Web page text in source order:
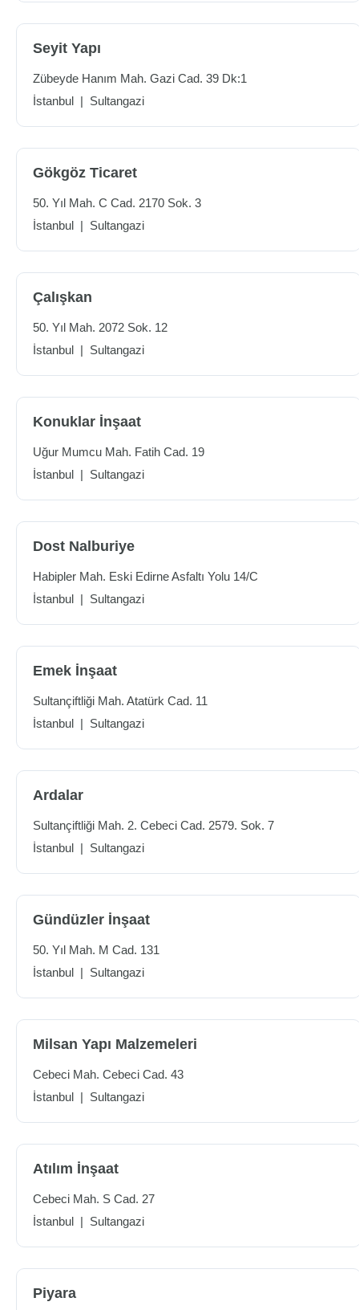
Seyit Yapı
Zübeyde Hanım Mah. Gazi Cad. 39 Dk:1
İstanbul | Sultangazi
Gökgöz Ticaret
50. Yıl Mah. C Cad. 2170 Sok. 3
İstanbul | Sultangazi
Çalışkan
50. Yıl Mah. 2072 Sok. 12
İstanbul | Sultangazi
Konuklar İnşaat
Uğur Mumcu Mah. Fatih Cad. 19
İstanbul | Sultangazi
Dost Nalburiye
Habipler Mah. Eski Edirne Asfaltı Yolu 14/C
İstanbul | Sultangazi
Emek İnşaat
Sultançiftliği Mah. Atatürk Cad. 11
İstanbul | Sultangazi
Ardalar
Sultançiftliği Mah. 2. Cebeci Cad. 2579. Sok. 7
İstanbul | Sultangazi
Gündüzler İnşaat
50. Yıl Mah. M Cad. 131
İstanbul | Sultangazi
Milsan Yapı Malzemeleri
Cebeci Mah. Cebeci Cad. 43
İstanbul | Sultangazi
Atılım İnşaat
Cebeci Mah. S Cad. 27
İstanbul | Sultangazi
Piyara